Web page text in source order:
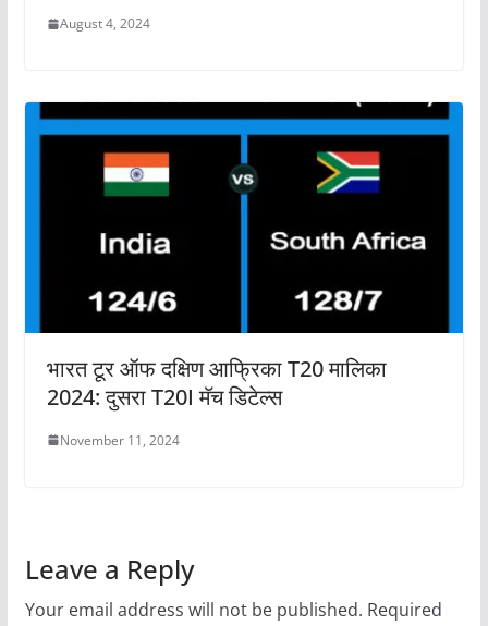
August 4, 2024
भारत टूर ऑफ दक्षिण आफ्रिका T20 मालिका
2024: दुसरा T20I मॅच डिटेल्स
November 11, 2024
Leave a Reply
Your email address will not be published. Required